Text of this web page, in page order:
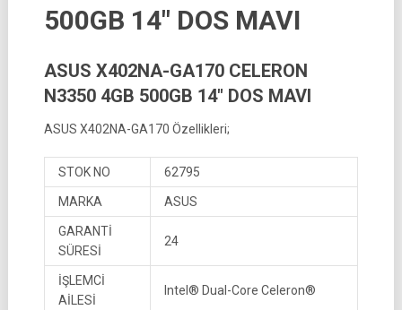
500GB 14″ DOS MAVI
ASUS X402NA-GA170 CELERON
N3350 4GB 500GB 14″ DOS MAVI
ASUS X402NA-GA170 Özellikleri;
STOK NO 62795
MARKA ASUS
GARANTİ
SÜRESİ
24
İŞLEMCİ
AİLESİ
Intel® Dual-Core Celeron®